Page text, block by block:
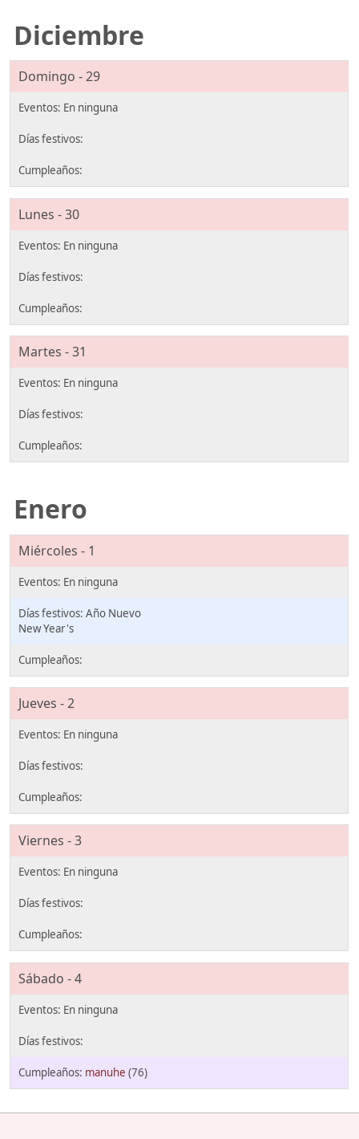
Diciembre
Domingo - 29
Lunes - 30
Martes - 31
Enero
Miércoles - 1
Año Nuevo
New Year's
Jueves - 2
Viernes - 3
Sábado - 4
manuhe (76)